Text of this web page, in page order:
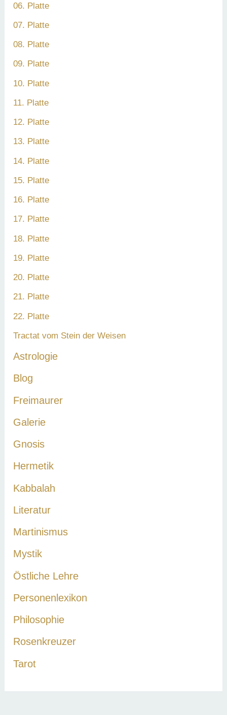
06. Platte
07. Platte
08. Platte
09. Platte
10. Platte
11. Platte
12. Platte
13. Platte
14. Platte
15. Platte
16. Platte
17. Platte
18. Platte
19. Platte
20. Platte
21. Platte
22. Platte
Tractat vom Stein der Weisen
Astrologie
Blog
Freimaurer
Galerie
Gnosis
Hermetik
Kabbalah
Literatur
Martinismus
Mystik
Östliche Lehre
Personenlexikon
Philosophie
Rosenkreuzer
Tarot